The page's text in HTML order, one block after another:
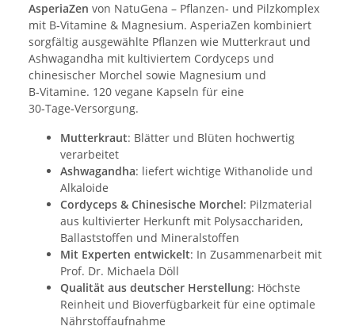
AsperiaZen von NatuGena – Pflanzen‑ und Pilzkomplex
mit B‑Vitamine & Magnesium. AsperiaZen kombiniert
sorgfältig ausgewählte Pflanzen wie Mutterkraut und
Ashwagandha mit kultiviertem Cordyceps und
chinesischer Morchel sowie Magnesium und
B‑Vitamine. 120 vegane Kapseln für eine
30‑Tage‑Versorgung.
Mutterkraut: Blätter und Blüten hochwertig
verarbeitet
Ashwagandha: liefert wichtige Withanolide und
Alkaloide
Cordyceps & Chinesische Morchel: Pilzmaterial
aus kultivierter Herkunft mit Polysacchariden,
Ballaststoffen und Mineralstoffen
Mit Experten entwickelt: In Zusammenarbeit mit
Prof. Dr. Michaela Döll
Qualität aus deutscher Herstellung: Höchste
Reinheit und Bioverfügbarkeit für eine optimale
Nährstoffaufnahme